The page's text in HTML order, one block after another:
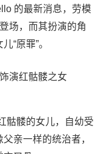
的最新消息，劳模
场，而其扮演的角
“原罪”。
骷髅的女儿，自幼受
亲一样的统治者，